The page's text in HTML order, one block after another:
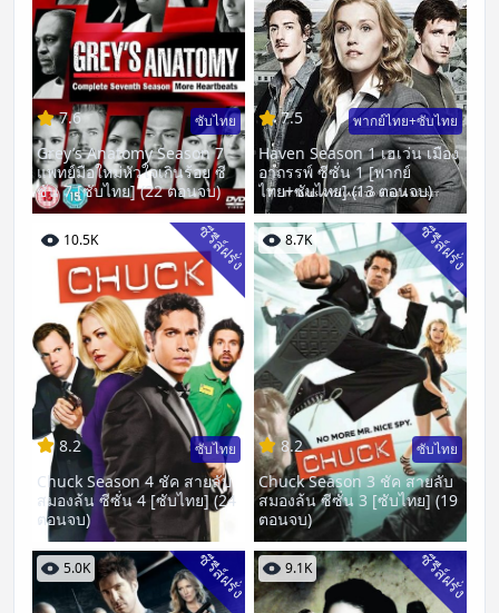
7.6 ซับไทย
Grey’s Anatomy Season 7
แพทย์มือใหม่หัวใจเกินร้อย ซี
ซั่น 7 [ซับไทย] (22 ตอนจบ)
7.5 พากย์ไทย+ซับไทย
Haven Season 1 เฮเว่น เมือง
อาถรรพ์ ซีซั่น 1 [พากย์
ไทย+ซับไทย] (13 ตอนจบ)
10.5K ซีรีส์ฝรั่ง
8.2 ซับไทย
Chuck Season 4 ชัค สายลับ
สมองล้น ซีซั่น 4 [ซับไทย] (24
ตอนจบ)
8.7K ซีรีส์ฝรั่ง
8.2 ซับไทย
Chuck Season 3 ชัค สายลับ
สมองล้น ซีซั่น 3 [ซับไทย] (19
ตอนจบ)
5.0K ซีรีส์ฝรั่ง 9.1K ซีรีส์ฝรั่ง